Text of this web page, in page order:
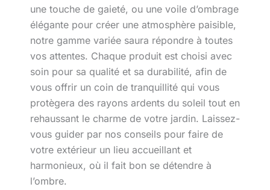
une touche de gaieté, ou une voile d’ombrage
élégante pour créer une atmosphère paisible,
notre gamme variée saura répondre à toutes
vos attentes. Chaque produit est choisi avec
soin pour sa qualité et sa durabilité, afin de
vous offrir un coin de tranquillité qui vous
protègera des rayons ardents du soleil tout en
rehaussant le charme de votre jardin. Laissez-
vous guider par nos conseils pour faire de
votre extérieur un lieu accueillant et
harmonieux, où il fait bon se détendre à
l’ombre.